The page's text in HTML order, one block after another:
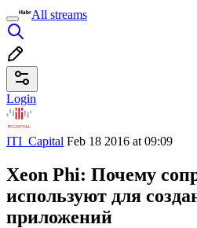
All streams
Login
ITI_Capital Feb 18 2016 at 09:09
Xeon Phi: Почему
используют для
приложений